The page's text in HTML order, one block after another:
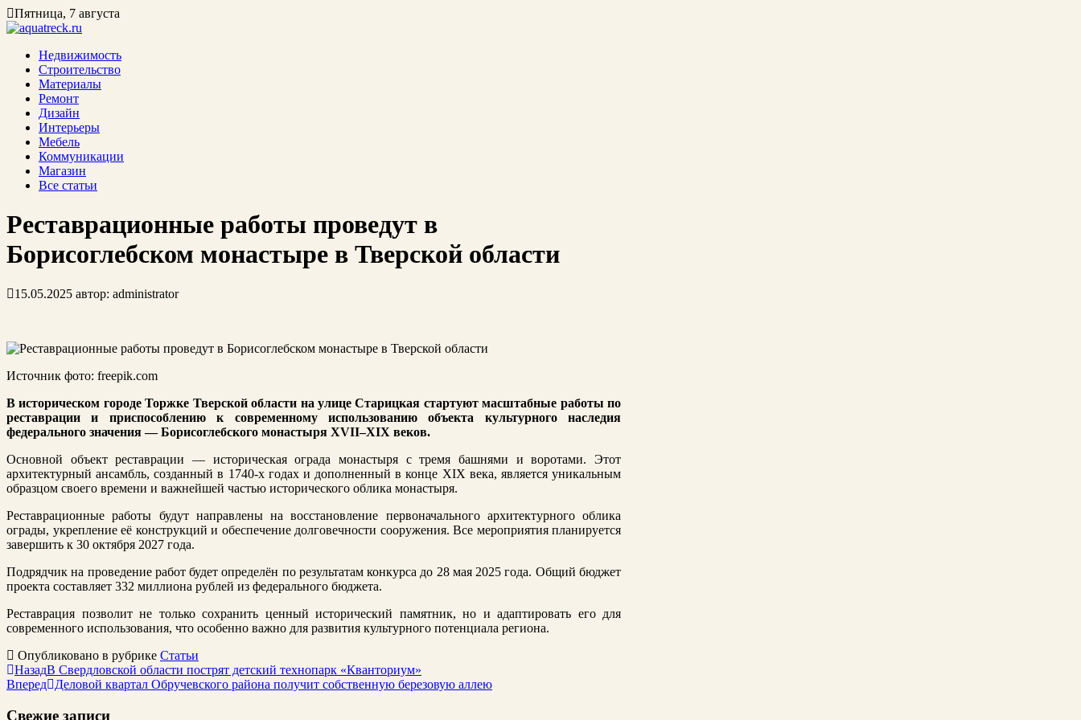
Пятница, 7 августа
Недвижимость
Строительство
Материалы
Ремонт
Дизайн
Интерьеры
Мебель
Коммуникации
Магазин
Все статьи
Реставрационные работы проведут в
Борисоглебском монастыре в Тверской области
15.05.2025 автор: administrator
Источник фото: freepik.com
В историческом городе Торжке Тверской области на улице Старицкая стартуют масштабные работы по
реставрации и приспособлению к современному использованию объекта культурного наследия
федерального значения — Борисоглебского монастыря XVII–XIX веков.
Основной объект реставрации — историческая ограда монастыря с тремя башнями и воротами. Этот
архитектурный ансамбль, созданный в 1740-х годах и дополненный в конце XIX века, является уникальным
образцом своего времени и важнейшей частью исторического облика монастыря.
Реставрационные работы будут направлены на восстановление первоначального архитектурного облика
ограды, укрепление её конструкций и обеспечение долговечности сооружения. Все мероприятия планируется
завершить к 30 октября 2027 года.
Подрядчик на проведение работ будет определён по результатам конкурса до 28 мая 2025 года. Общий бюджет
проекта составляет 332 миллиона рублей из федерального бюджета.
Реставрация позволит не только сохранить ценный исторический памятник, но и адаптировать его для
современного использования, что особенно важно для развития культурного потенциала региона.
Опубликовано в рубрике Статьи
НазадВ Свердловской области пострят детский технопарк «Кванториум»
Вперед
Деловой квартал Обручевского района получит собственную березовую аллею
Свежие записи